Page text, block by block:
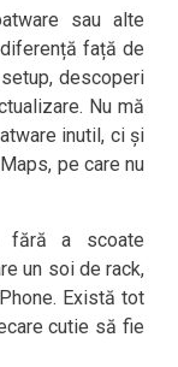
sau alte
față de
descoperi
Nu mă
inutil, ci și
pe care nu
fără a scoate
un soi de rack,
Există tot
cutie să fie